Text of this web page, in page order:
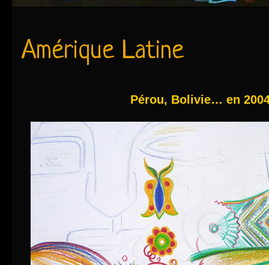
Amérique Latine
Pérou, Bolivie… en